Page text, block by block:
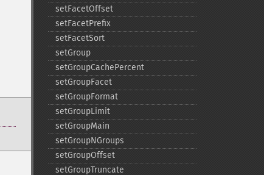
setFacetOffset
setFacetPrefix
setFacetSort
setGroup
setGroupCachePercent
setGroupFacet
setGroupFormat
setGroupLimit
setGroupMain
setGroupNGroups
setGroupOffset
setGroupTruncate